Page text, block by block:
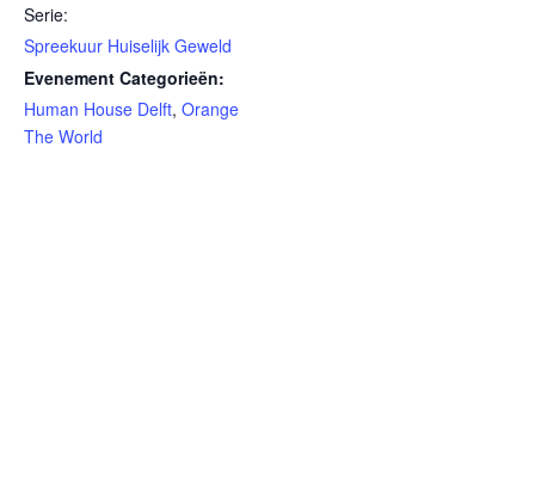
Serie:
Spreekuur Huiselijk Geweld
Evenement Categorieën:
Human House Delft, Orange
The World